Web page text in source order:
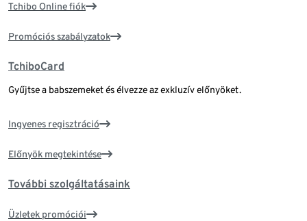
Tchibo Online fiók
Promóciós szabályzatok
TchiboCard
Gyűjtse a babszemeket és élvezze az exkluzív előnyöket.
Ingyenes regisztráció
Előnyök megtekintése
További szolgáltatásaink
Üzletek promóciói